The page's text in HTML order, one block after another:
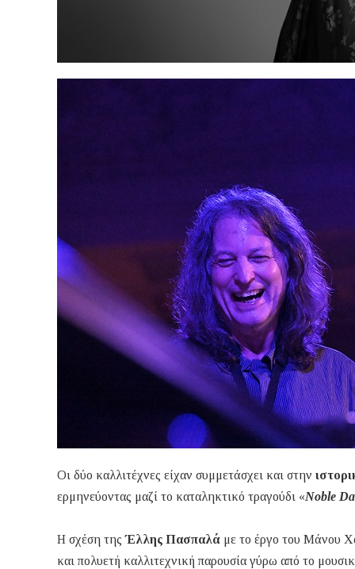
Οι δύο καλλιτέχνες είχαν συμμετάσχει και στην
ερμηνεύοντας μαζί το καταληκτικό τραγούδι «Noble
Η σχέση τηςΈλλης Πασπαλά με το έργο του Μάνου
και πολυετή καλλιτεχνική παρουσία γύρω από το